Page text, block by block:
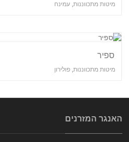
מיטות מתכווננות, עמינח
ספיר
מיטות מתכווננות, פולירון
האנגר המזרנים